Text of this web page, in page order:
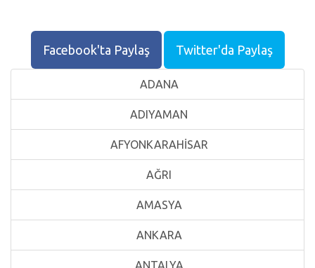
Facebook'ta Paylaş Twitter'da Paylaş
ADANA
ADIYAMAN
AFYONKARAHİSAR
AĞRI
AMASYA
ANKARA
ANTALYA